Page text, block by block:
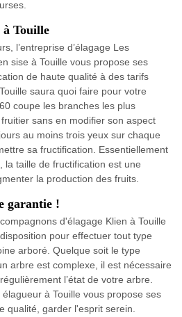
Touille
l’entreprise d’élagage Les
sise à Touille vous propose ses
de haute qualité à des tarifs
saura quoi faire pour votre
coupe les branches les plus
sans en modifier son aspect
au moins trois yeux sur chaque
sa fructification. Essentiellement
la taille de fructification est une
la production des fruits.
garantie !
d'élagage Klien à Touille
pour effectuer tout type
arboré. Quelque soit le type
arbre est complexe, il est nécessaire
l’état de votre arbre.
à Touille vous propose ses
qualité, garder l'esprit serein.